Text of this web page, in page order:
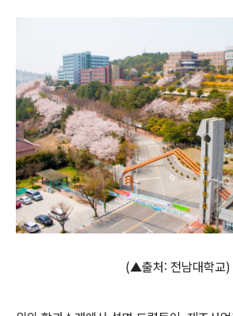
(▲출처: 전남대학교)